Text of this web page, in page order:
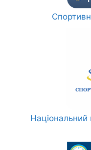
Національний